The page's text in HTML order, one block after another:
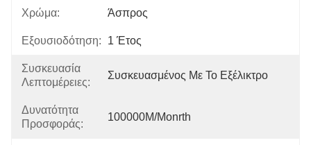
Χρώμα: Άσπρος
Εξουσιοδότηση: 1 Έτος
Συσκευασία
Λεπτομέρειες:
Συσκευασμένος Με Το Εξέλικτρο
Δυνατότητα
Προσφοράς:
100000M/monrth